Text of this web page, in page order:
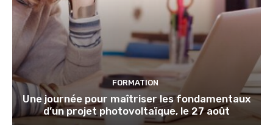
FORMATION
Une journée pour maîtriser les fondamentaux
d’un projet photovoltaïque, le 27 août